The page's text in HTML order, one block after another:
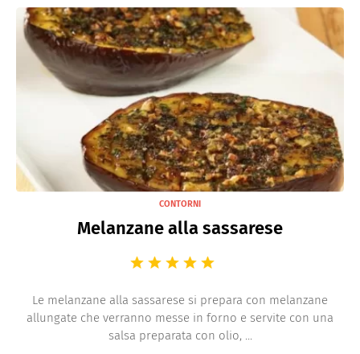
CONTORNI
Melanzane alla sassarese
Le melanzane alla sassarese si prepara con melanzane
allungate che verranno messe in forno e servite con una
salsa preparata con olio, ...